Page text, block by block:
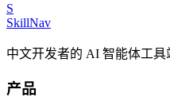
S
SkillNav
中文开发者的 AI 智能体工具
产品